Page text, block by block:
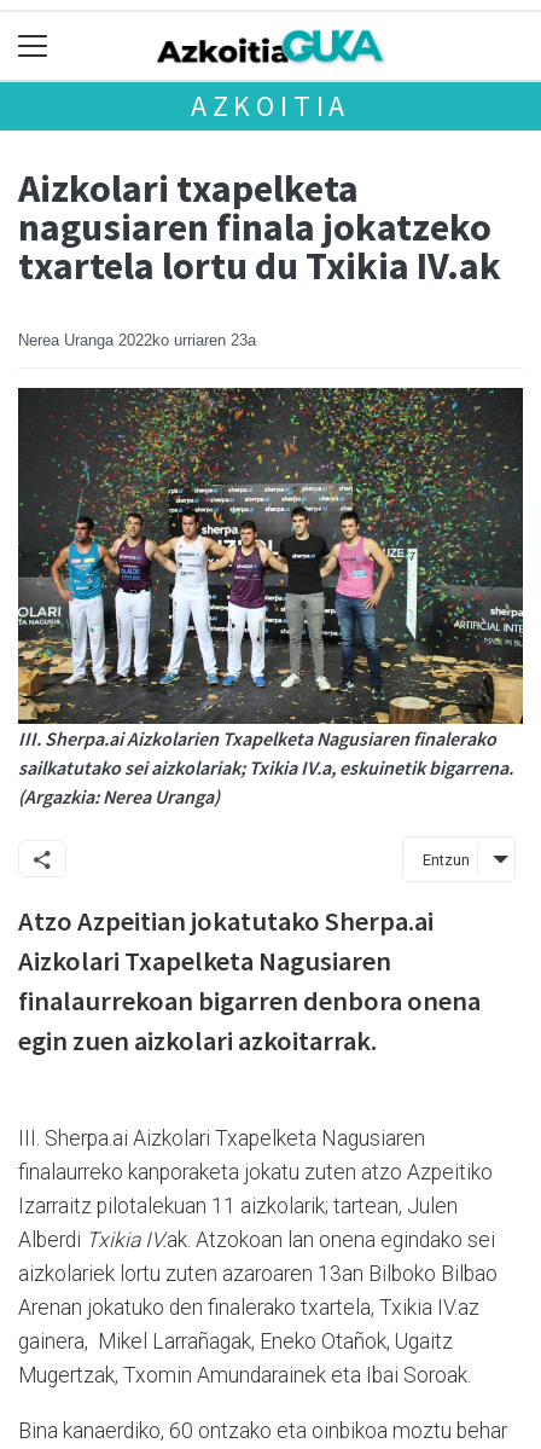
AZKOITIA
Aizkolari txapelketa
nagusiaren finala jokatzeko
txartela lortu du Txikia IV.ak
Nerea Uranga 2022ko urriaren 23a
III. Sherpa.ai Aizkolarien Txapelketa Nagusiaren finalerako
sailkatutako sei aizkolariak; Txikia IV.a, eskuinetik bigarrena.
(Argazkia: Nerea Uranga)
Entzun
Atzo Azpeitian jokatutako Sherpa.ai
Aizkolari Txapelketa Nagusiaren
finalaurrekoan bigarren denbora onena
egin zuen aizkolari azkoitarrak.
III. Sherpa.ai Aizkolari Txapelketa Nagusiaren
finalaurreko kanporaketa jokatu zuten atzo Azpeitiko
Izarraitz pilotalekuan 11 aizkolarik; tartean, Julen
Alberdi Txikia IV.ak. Atzokoan lan onena egindako sei
aizkolariek lortu zuten azaroaren 13an Bilboko Bilbao
Arenan jokatuko den finalerako txartela, Txikia IV.az
gainera, Mikel Larrañagak, Eneko Otañok, Ugaitz
Mugertzak, Txomin Amundarainek eta Ibai Soroak.
Bina kanaerdiko, 60 ontzako eta oinbikoa moztu behar